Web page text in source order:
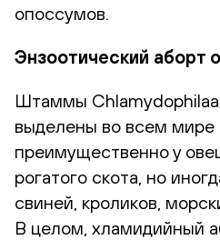
опоссумов.
Энзоотический аборт
Штаммы
выделены во всем мире
преимущественно у
рогатого скота, но
свиней, кроликов,
В целом, хламидийный